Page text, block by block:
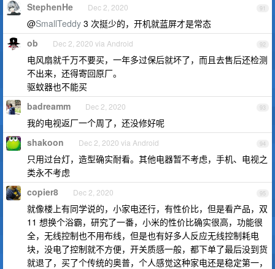
91
StephenHe Dec 2, 2020
@SmallTeddy 3 次挺少的，开机就蓝屏才是常态
92
ob Dec 2, 2020 via Android
电风扇就千万不要买，一年多过保后就坏了，而且去售后还检测
不出来，还得寄回原厂。
驱蚊器也不能买
93
badreamm Dec 2, 2020
我的电视返厂一个周了，还没修好呢
94
shakoon Dec 2, 2020 via Android
只用过台灯，造型确实耐看。其他电器暂不考虑，手机、电视之
类永不考虑
95
copier8 Dec 2, 2020
就像楼上有同学说的，小家电还行，有性价比，但是看产品，双
11 想换个浴霸，研究了一番，小米的性价比确实很高，功能很
全，无线控制也不用布线，但是也有好多人反应无线控制耗电
块，没电了控制就不方便，开关质感一般，都下单了最后没到货
就退了，买了个传统的奥普，个人感觉这种家电还是稳定第一，